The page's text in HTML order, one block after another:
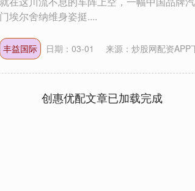
门埃尔舍纳维身姿挺....
丰益国际 日期：03-01 来源：炒股网配资APP
创惠优配文章已加载完成